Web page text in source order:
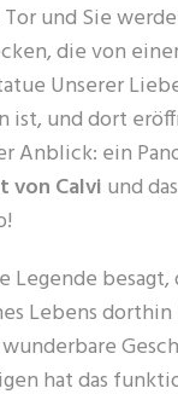
Tor und Sie
die von
Unserer
ist, und dort
Anblick: ein
von Calvi und
Legende besagt,
Lebens
hat das